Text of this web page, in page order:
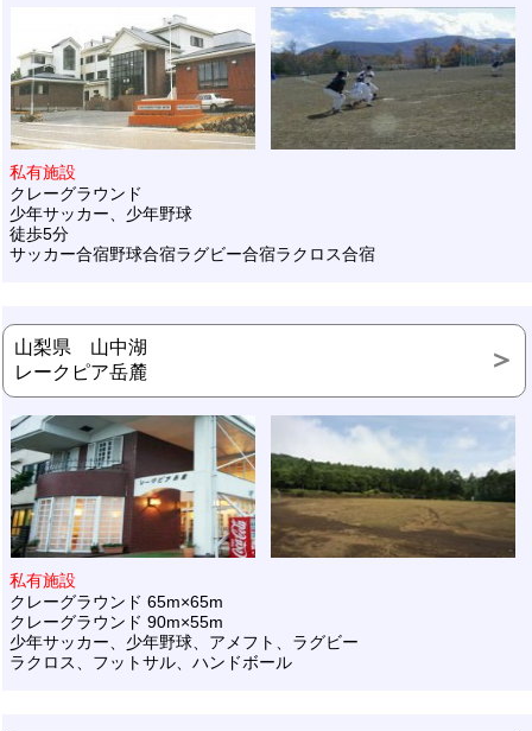
私有施設
クレーグラウンド
少年サッカー、少年野球
徒歩5分
サッカー合宿野球合宿ラグビー合宿ラクロス合宿
山梨県 山中湖
レークピア岳麓
私有施設
クレーグラウンド 65m×65m
クレーグラウンド 90m×55m
少年サッカー、少年野球、アメフト、ラグビー
ラクロス、フットサル、ハンドボール